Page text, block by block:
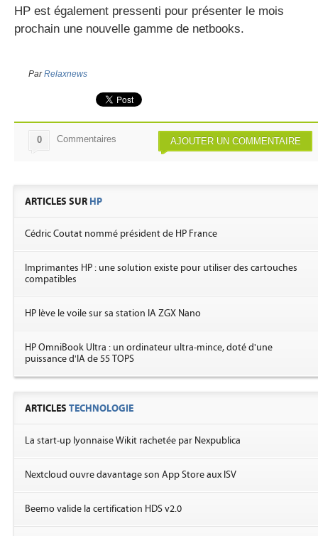
HP est également pressenti pour présenter le mois
prochain une nouvelle gamme de netbooks.
ParRelaxnews
AJOUTER UN COMMENTAIRE
0 Commentaires
ARTICLES SUR HP
Cédric Coutat nommé président de HP France
Imprimantes HP : une solution existe pour utiliser des cartouches
compatibles
HP lève le voile sur sa station IA ZGX Nano
HP OmniBook Ultra : un ordinateur ultra-mince, doté d'une
puissance d'IA de 55 TOPS
ARTICLES TECHNOLOGIE
La start-up lyonnaise Wikit rachetée par Nexpublica
Nextcloud ouvre davantage son App Store aux ISV
Beemo valide la certification HDS v2.0